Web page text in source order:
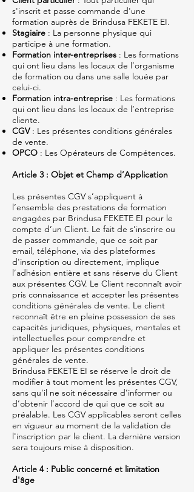
s'inscrit et passe commande d'une
formation auprès de Brindusa FEKETE EI.
Stagiaire : La personne physique qui
participe à une formation.
Formation inter-entreprises : Les formations
qui ont lieu dans les locaux de l’organisme
de formation ou dans une salle louée par
celui-ci.
Formation intra-entreprise : Les formations
qui ont lieu dans les locaux de l’entreprise
cliente.
CGV: Les présentes conditions générales
de vente.
OPCO : Les Opérateurs de Compétences.
Article 3 : Objet et Champ d’Application
Les présentes CGV s’appliquent à
l’ensemble des prestations de formation
engagées par Brindusa FEKETE EI pour le
compte d’un Client. Le fait de s’inscrire ou
de passer commande, que ce soit par
email, téléphone, via des plateformes
d'inscription ou directement, implique
l’adhésion entière et sans réserve du Client
aux présentes CGV. Le Client reconnaît avoir
pris connaissance et accepter les présentes
conditions générales de vente. Le client
reconnaît être en pleine possession de ses
capacités juridiques, physiques, mentales et
intellectuelles pour comprendre et
appliquer les présentes conditions
générales de vente.
Brindusa FEKETE EI se réserve le droit de
modifier à tout moment les présentes CGV,
sans qu'il ne soit nécessaire d’informer ou
d’obtenir l’accord de qui que ce soit au
préalable. Les CGV applicables seront celles
en vigueur au moment de la validation de
l'inscription par le client. La dernière version
sera toujours mise à disposition.
Article 4 : Public concerné et limitation
d'âge